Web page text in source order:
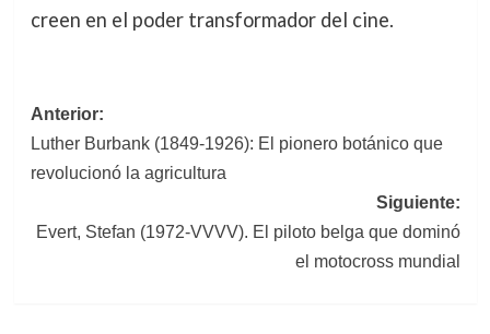
creen en el poder transformador del cine.
Navegación
de
entradas
Anterior:
Luther Burbank (1849-1926): El pionero botánico que
revolucionó la agricultura
Siguiente:
Evert, Stefan (1972-VVVV). El piloto belga que dominó
el motocross mundial